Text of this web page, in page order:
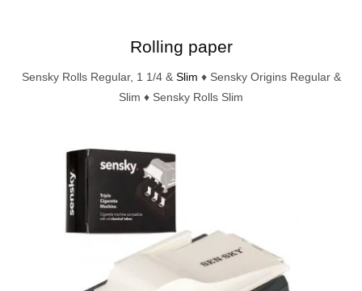
Rolling paper
Sensky Rolls Regular, 1 1/4 & Slim ♦ Sensky Origins Regular &
Slim ♦ Sensky Rolls Slim